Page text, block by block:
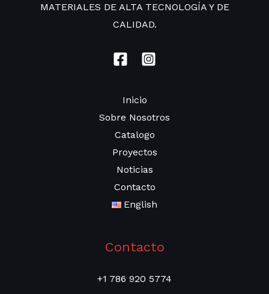
MATERIALES DE ALTA TECNOLOGÍA Y DE
CALIDAD.
Inicio
Sobre Nosotros
Catalogo
Proyectos
Noticias
Contacto
English
Contacto
+1 786 920 5774